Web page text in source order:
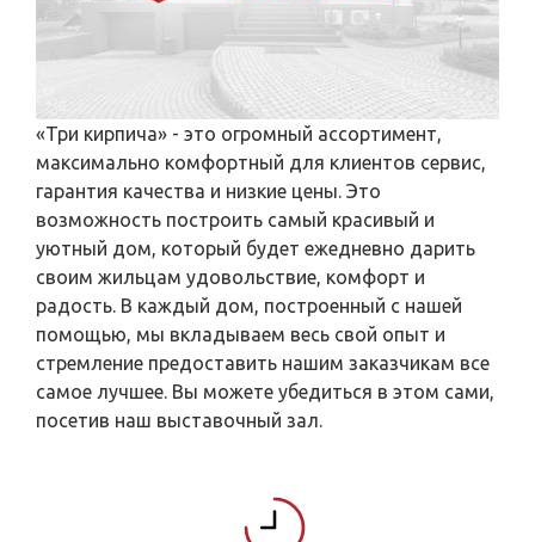
«Три кирпича» - это огромный ассортимент,
максимально комфортный для клиентов сервис,
гарантия качества и низкие цены. Это
возможность построить самый красивый и
уютный дом, который будет ежедневно дарить
своим жильцам удовольствие, комфорт и
радость. В каждый дом, построенный с нашей
помощью, мы вкладываем весь свой опыт и
стремление предоставить нашим заказчикам все
самое лучшее. Вы можете убедиться в этом сами,
посетив наш выставочный зал.